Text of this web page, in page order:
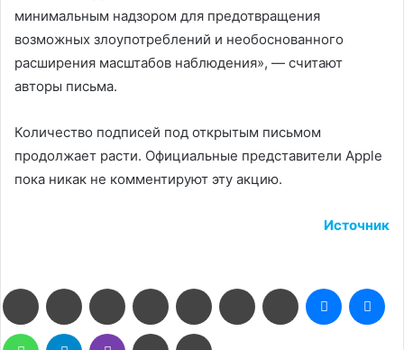
минимальным надзором для предотвращения
возможных злоупотреблений и необоснованного
расширения масштабов наблюдения», — считают
авторы письма.
Количество подписей под открытым письмом
продолжает расти. Официальные представители Apple
пока никак не комментируют эту акцию.
Источник
FacebookTwitter LinkedIn Pinterest Reddit ВконтактеОдноклассники
Messenger
WhatsAppTelegram Viber
Поделиться